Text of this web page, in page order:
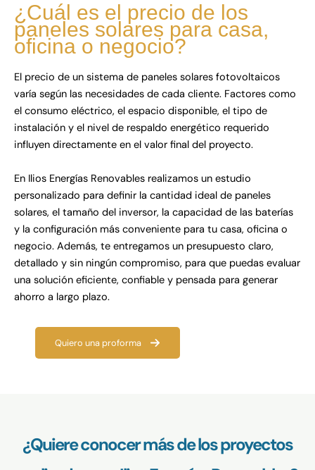
¿Cuál es el precio de los
paneles solares para casa,
oficina o negocio?
El precio de un sistema de paneles solares fotovoltaicos
varía según las necesidades de cada cliente. Factores como
el consumo eléctrico, el espacio disponible, el tipo de
instalación y el nivel de respaldo energético requerido
influyen directamente en el valor final del proyecto.
En Ilios Energías Renovables realizamos un estudio
personalizado para definir la cantidad ideal de paneles
solares, el tamaño del inversor, la capacidad de las baterías
y la configuración más conveniente para tu casa, oficina o
negocio. Además, te entregamos un presupuesto claro,
detallado y sin ningún compromiso, para que puedas evaluar
una solución eficiente, confiable y pensada para generar
ahorro a largo plazo.
Quiero una proforma
¿Quiere conocer más de los proyectos